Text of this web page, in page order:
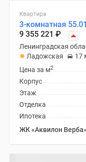
Квартира
3-комнатная
9 355 221 ₽
Ленинградская
Ладожская
17
Цена за м2
Корпус
Этаж
Отделка
Ипотека
ЖК «Аквилон